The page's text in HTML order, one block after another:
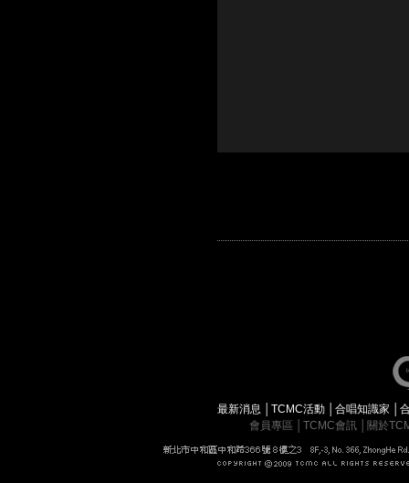
最新消息 │TCMC活動 │合唱知識家 │
會員專區
TCMC會訊 關於